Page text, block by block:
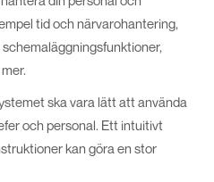
tid och närvarohantering,
ska vara lätt att använda
och personal. Ett intuitivt
kan göra en stor